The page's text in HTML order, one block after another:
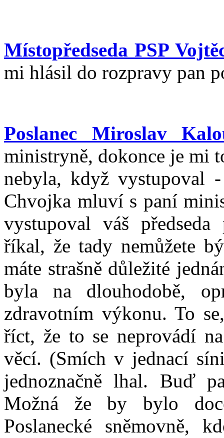
Místopředseda PSP
mi hlásil do rozpravy pan
Poslanec Miroslav
ministryně, dokonce je mi
nebyla, když vystupoval
Chvojka mluví s paní
vystupoval váš
říkal, že tady nemůžete
máte strašně důležité
byla na dlouhodobě,
zdravotním výkonu. To
říct, že to se neprovádí
věcí. (Smích v jednací
jednoznačně lhal. Buď
Možná že by bylo
Poslanecké sněmovně,